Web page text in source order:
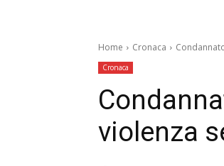
Home Cronaca
Cronaca
violenza